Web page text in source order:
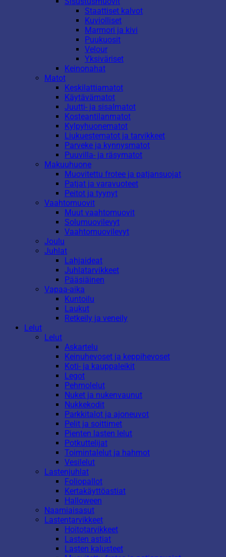
Staattiset kalvot
Kuviolliset
Marmori ja kivi
Puukuosit
Velour
Yksiväriset
Keinonahat
Matot
Keskilattiamatot
Käytävämatot
Juutti- ja sisalmatot
Kosteantilanmatot
Kylpyhuonematot
Liukuestematot ja tarvikkeet
Parveke ja kynnysmatot
Puuvilla- ja räsymatot
Makuuhuone
Muovitettu frotee ja patjansuojat
Patjat ja varavuoteet
Peitot ja tyynyt
Vaahtomuovit
Muut vaahtomuovit
Solumuovilevyt
Vaahtomuovilevyt
Joulu
Juhlat
Lahjaideat
Juhlatarvikkeet
Pääsiäinen
Vapaa-aika
Kuntoilu
Laukut
Retkeily ja veneily
Lelut
Lelut
Askartelu
Keinuhevoset ja keppihevoset
Koti- ja kauppaleikit
Legot
Pehmolelut
Nuket ja nukenvaunut
Nukkekodit
Parkkitalot ja ajoneuvot
Pelit ja soittimet
Pienten lasten lelut
Potkuttelijat
Toimintalelut ja hahmot
Vesilelut
Lastenjuhlat
Foliopallot
Kertakäyttöastiat
Halloween
Naamiaisasut
Lastentarvikkeet
Hoitotarvikkeet
Lasten astiat
Lasten kalusteet